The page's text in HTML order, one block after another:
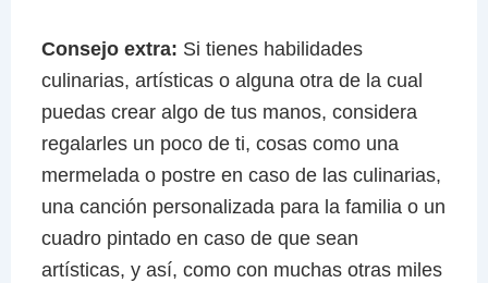
Consejo extra: Si tienes habilidades
culinarias, artísticas o alguna otra de la cual
puedas crear algo de tus manos, considera
regalarles un poco de ti, cosas como una
mermelada o postre en caso de las culinarias,
una canción personalizada para la familia o un
cuadro pintado en caso de que sean
artísticas, y así, como con muchas otras miles